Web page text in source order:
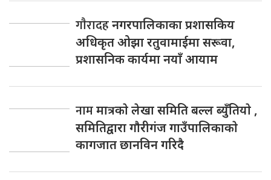
गाैरादहनगरपालिकाका प्रशासकिय
अधिकृत ओझा रतुवामाईमा सरूवा,
प्रशासनिक कार्यमा नयाँ आयाम
नाममात्रकाे लेखा समिति बल्ल ब्युँतियाे ,
समितिद्वारा गाैरीगंज गाउँपालिकाकाे
कागजात छानविन गरिदै